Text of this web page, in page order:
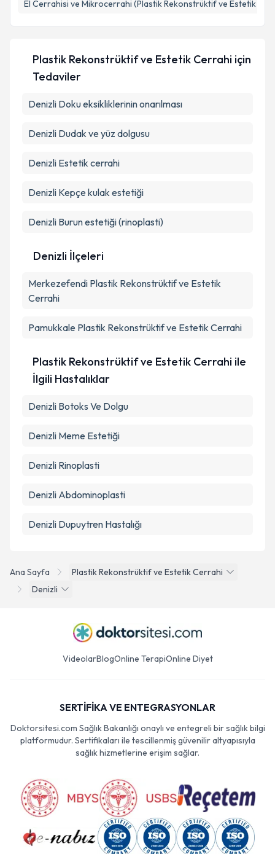
El Cerrahisi ve Mikrocerrahi (Plastik Rekonstrüktif ve Estetik
E-posta Adresiniz
Metni
'ni okudum ve kişisel verilerimin belirtilen
kapsamda işlenmesini kabul ediyorum.
Ana Sayfa
Plastik Rekonstrüktif ve Estetik Cerrahi
Denizli
Plastik Rekonstrüktif ve Estetik Cerrahi için
Tedaviler
Denizli Doku eksikliklerinin onarılması
Denizli Dudak ve yüz dolgusu
Denizli Estetik cerrahi
Denizli Kepçe kulak estetiği
Denizli Burun estetiği (rinoplasti)
Denizli İlçeleri
Merkezefendi Plastik Rekonstrüktif ve Estetik
Cerrahi
Pamukkale Plastik Rekonstrüktif ve Estetik Cerrahi
Plastik Rekonstrüktif ve Estetik Cerrahi ile
İlgili Hastalıklar
Denizli Botoks Ve Dolgu
Denizli Meme Estetiği
Denizli Rinoplasti
Denizli Abdominoplasti
Denizli Dupuytren Hastalığı
VideolarBlogOnline TerapiOnline Diyet
SERTİFİKA VE ENTEGRASYONLAR
Doktorsitesi.com Sağlık Bakanlığı onaylı ve entegreli bir sağlık bilgi
platformudur. Sertifikaları ile tescillenmiş güvenilir altyapısıyla
sağlık hizmetlerine erişim sağlar.